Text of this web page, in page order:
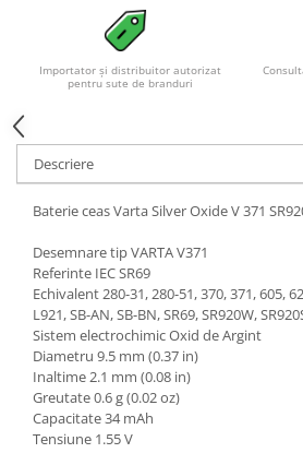
Turbine eoliene pentru casă
Acumulatori VRLA AGM/GEL /
Baterii si acumulatori gel si VRLA
6-12 V
Baterii si acumulatori AGM VRLA
de 6-12 V
GEL
AGM
Li-Ion
SLA AGM (Sealed Lead Acid)
Deep Cycle - Tractiune/Semi-
Tractiune
Marine & Caravan
Importator și distribuitor autorizat
pentru sute de branduri
Descriere
Baterie ceas Varta Silver Oxide V 371
Desemnare tip VARTA V371
Referinte IEC SR69
Echivalent 280-31, 280-51, 370, 371, 605,
L921, SB-AN, SB-BN, SR69, SR920W,
Sistem electrochimic Oxid de Argint
Diametru 9.5 mm (0.37 in)
Inaltime 2.1 mm (0.08 in)
Greutate 0.6 g (0.02 oz)
Capacitate 34 mAh
Tensiune 1.55 V